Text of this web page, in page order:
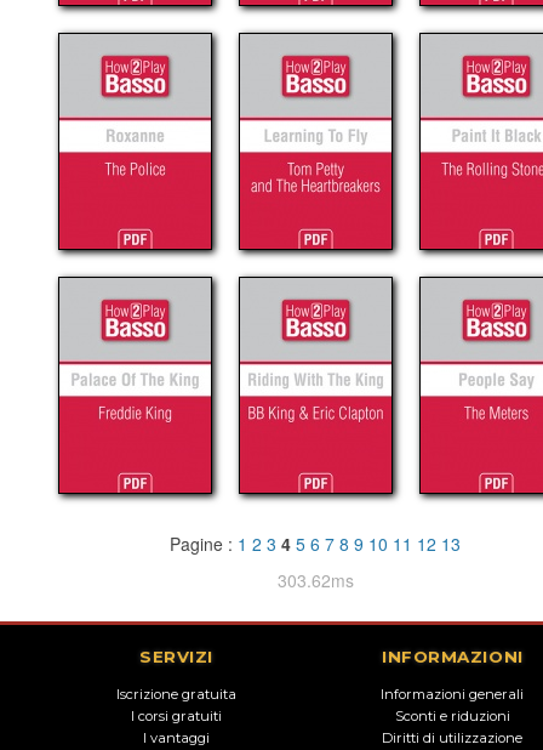
Pagine : 1 2 3 4 5 6 7 8 9 10 11 12 13
303.62ms
SERVIZI
Iscrizione gratuita
I corsi gratuiti
I vantaggi
INFORMAZIONI
Informazioni generali
Sconti e riduzioni
Diritti di utilizzazione